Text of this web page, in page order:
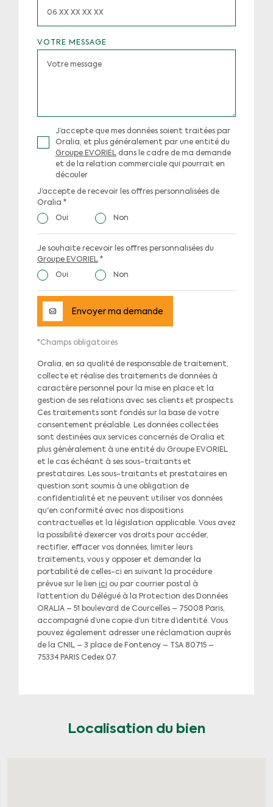
VOTRE MESSAGE
J’accepte que mes données soient traitées par
Oralia, et plus généralement par une entité du
Groupe EVORIELdans le cadre de ma demande
et de la relation commerciale qui pourrait en
découler
J’accepte de recevoir les offres personnalisées de
Oralia *
Oui Non
Je souhaite recevoir les offres personnalisées du
Groupe EVORIEL*
Oui Non
Envoyer ma demande
*Champs obligatoires
Oralia, en sa qualité de responsable de traitement,
collecte et réalise des traitements de données à
caractère personnel pour la mise en place et la
gestion de ses relations avec ses clients et prospects.
Ces traitements sont fondés sur la base de votre
consentement préalable. Les données collectées
sont destinées aux services concernés de Oralia et
plus généralement à une entité du Groupe EVORIEL
et le cas échéant à ses sous-traitants et
prestataires. Les sous-traitants et prestataires en
question sont soumis à une obligation de
confidentialité et ne peuvent utiliser vos données
qu'en conformité avec nos dispositions
contractuelles et la législation applicable. Vous avez
la possibilité d’exercer vos droits pour accéder,
rectifier, effacer vos données, limiter leurs
traitements, vous y opposer et demander la
portabilité de celles-ci en suivant la procédure
prévue sur le lien ici ou par courrier postal à
l’attention du Délégué à la Protection des Données
ORALIA – 51 boulevard de Courcelles – 75008 Paris,
accompagné d’une copie d’un titre d’identité. Vous
pouvez également adresser une réclamation auprès
de la CNIL – 3 place de Fontenoy – TSA 80715 –
75334 PARIS Cedex 07.
Localisation du bien